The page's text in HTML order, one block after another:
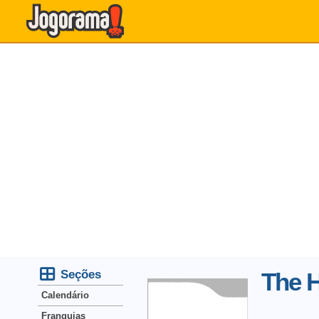
The
Seções
Calendário
Franquias